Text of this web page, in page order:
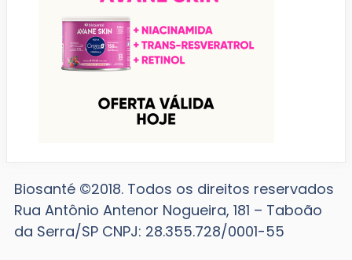
Biosanté ©2018. Todos os direitos reservados
Rua Antônio Antenor Nogueira, 181 – Taboão
da Serra/SP CNPJ: 28.355.728/0001-55